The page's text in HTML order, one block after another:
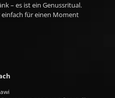
– es ist ein Genussritual.
für einen Moment